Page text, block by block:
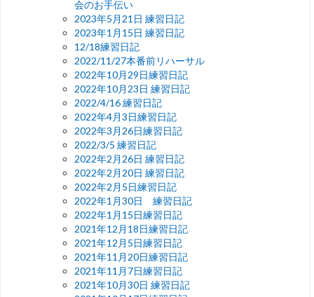
会のお手伝い
2023年5月21日 練習日記
2023年1月15日 練習日記
12/18練習日記
2022/11/27本番前リハーサル
2022年10月29日練習日記
2022年10月23日 練習日記
2022/4/16 練習日記
2022年4月3日練習日記
2022年3月26日練習日記
2022/3/5 練習日記
2022年2月26日 練習日記
2022年2月20日 練習日記
2022年2月5日練習日記
2022年1月30日 練習日記
2022年1月15日練習日記
2021年12月18日練習日記
2021年12月5日練習日記
2021年11月20日練習日記
2021年11月7日練習日記
2021年10月30日 練習日記